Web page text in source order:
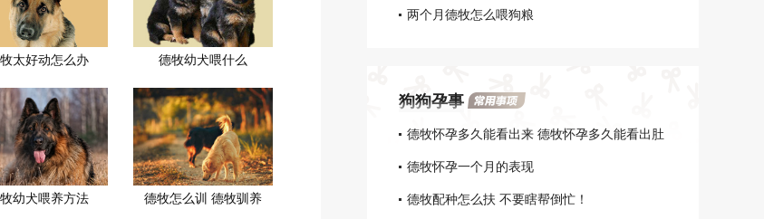
太好动怎么办 德牧幼犬喂什么
幼犬喂养方法 德牧怎么训 德牧驯养
两个月德牧怎么喂狗粮
狗狗孕事
德牧怀孕多久能看出来 德牧怀孕多久能看出肚
子德牧怀孕一个月的表现
德牧配种怎么扶 不要瞎帮倒忙！